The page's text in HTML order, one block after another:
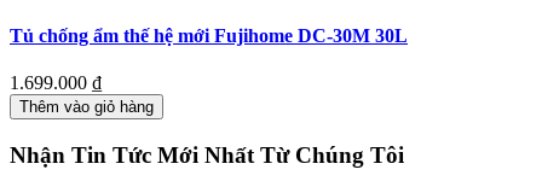
Tủ chống ẩm thế hệ mới Fujihome DC-30M 30L
1.699.000 ₫
Thêm vào giỏ hàng
Nhận Tin Tức Mới Nhất Từ Chúng Tôi